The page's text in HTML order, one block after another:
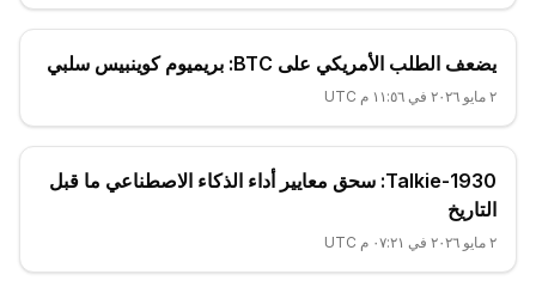
يضعف الطلب الأمريكي على BTC: بريميوم كوينبيس سلبي
٢ مايو ٢٠٢٦ في ١١:٥٦ م UTC
Talkie-1930: سحق معايير أداء الذكاء الاصطناعي ما قبل
التاريخ
٢ مايو ٢٠٢٦ في ٠٧:٢١ م UTC